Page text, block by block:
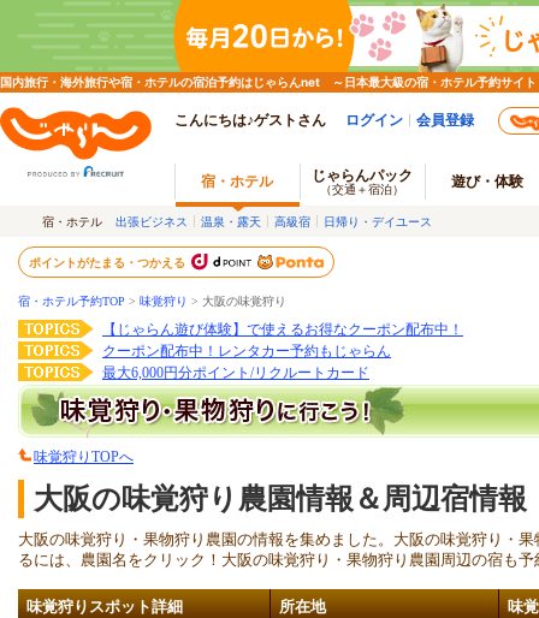
国内旅行・海外旅行や宿・ホテルの宿泊予約はじゃらんnet ～日本最大級の宿・ホテル予約サイト
こんにちは♪ゲストさん ログイン 会員登録
宿・ホテル じゃらんパック
（交通＋宿泊） 遊び・体験
宿・ホテル 出張ビジネス 温泉・露天 高級宿 日帰り・デイユース
ポイントがたまる・つかえる
宿・ホテル予約TOP > 味覚狩り > 大阪の味覚狩り
【じゃらん遊び体験】で使えるお得なクーポン配布中！
クーポン配布中！レンタカー予約もじゃらん
最大6,000円分ポイント/リクルートカード
味覚狩りTOPへ
大阪の味覚狩り農園情報＆周辺宿情報
大阪の味覚狩り・果物狩り農園の情報を集めました。大阪の味覚狩り・
るには、農園名をクリック！大阪の味覚狩り・果物狩り農園周辺の宿も予
味覚狩りスポット詳細 所在地 味